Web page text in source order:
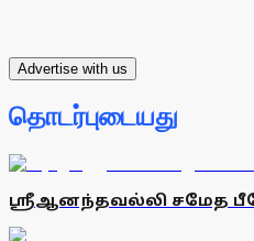
Advertise with us
தொடர்புடையது
ஸ்ரீஆனந்தவல்லி சமேத